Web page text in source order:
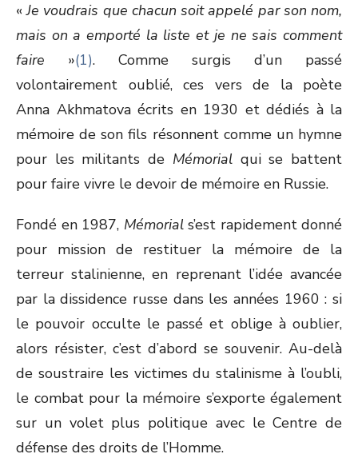
«Je voudrais que chacun soit appelé par son nom,
mais on a emporté la liste et je ne sais comment
faire »(1). Comme surgis d’un passé
volontairement oublié, ces vers de la poète
Anna Akhmatova écrits en 1930 et dédiés à la
mémoire de son fils résonnent comme un hymne
pour les militants de Mémorial qui se battent
pour faire vivre le devoir de mémoire en Russie.
Fondé en 1987, Mémorial s’est rapidement donné
pour mission de restituer la mémoire de la
terreur stalinienne, en reprenant l’idée avancée
par la dissidence russe dans les années 1960 : si
le pouvoir occulte le passé et oblige à oublier,
alors résister, c’est d’abord se souvenir. Au-delà
de soustraire les victimes du stalinisme à l’oubli,
le combat pour la mémoire s’exporte également
sur un volet plus politique avec le Centre de
défense des droits de l’Homme.